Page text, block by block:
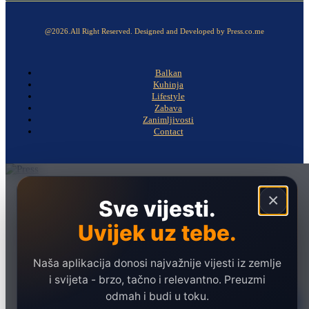
@2026.All Right Reserved. Designed and Developed by Press.co.me
Balkan
Kuhinja
Lifestyle
Zabava
Zanimljivosti
Contact
×
Sve vijesti.
Uvijek uz tebe.
Naša aplikacija donosi najvažnije vijesti iz zemlje
i svijeta - brzo, tačno i relevantno. Preuzmi
odmah i budi u toku.
Ekonomija